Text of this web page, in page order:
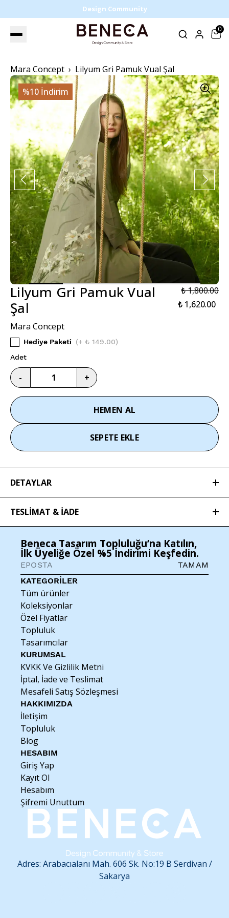
Design Community
0
Mara Concept
Lilyum Gri Pamuk Vual Şal
%10 İndirim
Lilyum Gri Pamuk Vual
Şal
₺ 1,800.00
₺ 1,620.00
Mara Concept
Hediye Paketi (+ ₺ 149.00)
Adet
- +
HEMEN AL
SEPETE EKLE
DETAYLAR
PAMUK VUAL ŞAL: %100 Pamuk Ebat: 70x200cm
Ürün Bakımı
Elde yıkama tercih edilecekse ipeğe uygun bir
şampuan ile soğuk su kullanılarak, nazikçe, sıkma
yapmadan yıkanmalıdır. Serilerek kurutulmalı,
ütülenirken tersten veya pamuklu bir örtü serilerek
nazikçe ütülenmelidir. Parfüm, kozmetik ürünler, saç
spreyi gibi kimyasallardan uzak tutulmalı ve yağmur
suyuna maruz bırakılmamalıdır.
TESLİMAT & İADE
Satın alınan ürünler, sipariş sırasında belirtilen adrese 3–5 iş
günüiçerisinde teslim edilir.
KATEGORİLER
Tüm ürünler
Koleksiyonlar
Özel Fiyatlar
Topluluk
Tasarımcılar
KURUMSAL
KVKK Ve Gizlilik Metni
İptal, İade ve Teslimat
Mesafeli Satış Sözleşmesi
HAKKIMIZDA
İletişim
Topluluk
Blog
HESABIM
Giriş Yap
Kayıt Ol
Hesabım
Şifremi Unuttum
Beneca Tasarım Topluluğu’na Katılın,
İlk Üyeliğe Özel %5 İndirimi Keşfedin.
TAMAM
Adres: Arabacıalanı Mah. 606 Sk. No:19 B Serdivan /
Sakarya